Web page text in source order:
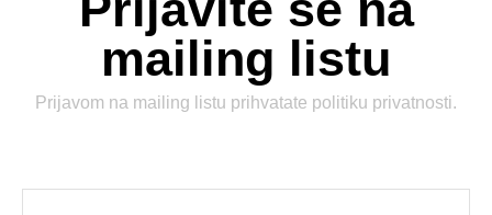
mailing listu
Prijavom na mailing listu prihvatate politiku privatnosti.